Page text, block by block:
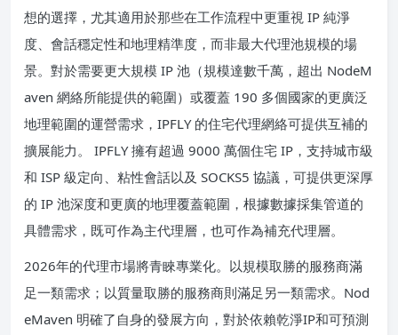
想的選擇，尤其適用於那些在工作流程中更重視 IP 純淨
度、會話穩定性和地理精準度，而非最大代理池規模的場
景。對於需要更大規模 IP 池（規模達數千萬，超出 NodeM
aven 網絡所能提供的範圍）或覆蓋 190 多個國家的更廣泛
地理範圍的運營需求，IPFLY 的住宅代理網絡可提供互補的
擴展能力。 IPFLY 擁有超過 9000 萬個住宅 IP，支持城市級
和 ISP 級定向、粘性會話以及 SOCKS5 協議，可提供更深厚
的 IP 池深度和更廣的地理覆蓋範圍，根據數據採集管道的
具體需求，既可作為主代理層，也可作為補充代理層。
2026年的代理市場將青睞專業化。以規模取勝的服務商滿
足一類需求；以質量取勝的服務商則滿足另一類需求。Nod
eMaven 明確了自身的發展方向，對於依賴乾淨IP和可預測